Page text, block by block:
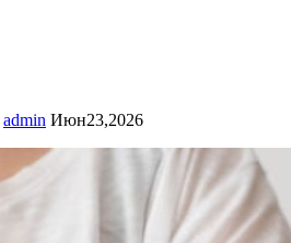
admin Июн23,2026